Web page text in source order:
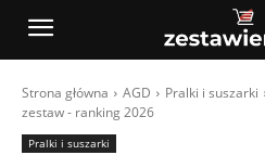
Strona główna AGD Pralki i suszarki
zestaw - ranking 2026
Pralki i suszarki